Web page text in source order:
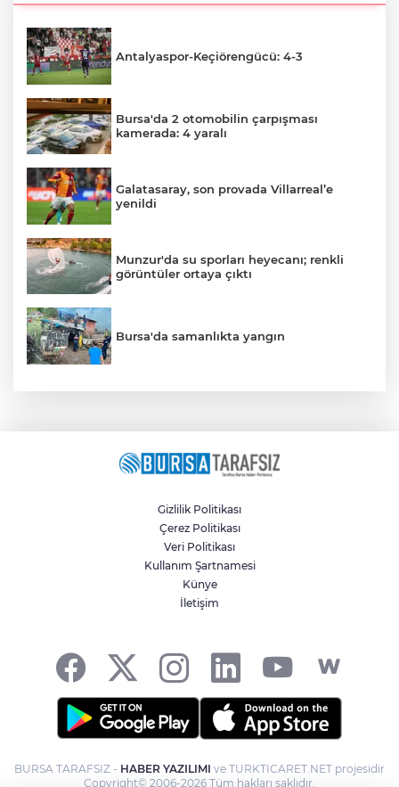
Antalyaspor-Keçiörengücü: 4-3
Bursa'da 2 otomobilin çarpışması
kamerada: 4 yaralı
Galatasaray, son provada Villarreal’e
yenildi
Munzur'da su sporları heyecanı; renkli
görüntüler ortaya çıktı
Bursa'da samanlıkta yangın
Gizlilik Politikası
Çerez Politikası
Veri Politikası
Kullanım Şartnamesi
Künye
İletişim
BURSA TARAFSIZ - HABER YAZILIMI ve TURKTICARET.NET projesidir
Copyright© 2006-2026 Tüm hakları saklıdır.